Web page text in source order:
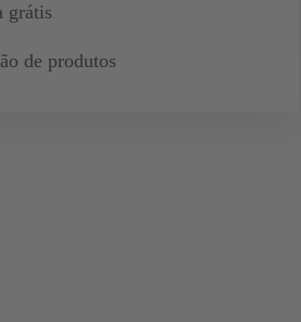
grátis
de produtos